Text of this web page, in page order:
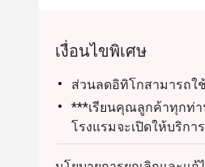
เงื่อนไขพิเศษ
ส่วนลดอิทิโกสามารถใ
***เรียนคุณลูกค้าทุกท่า
โรงแรมจะเปิดให้บริก
หวังว่าจะได้ต้อนรับทุก